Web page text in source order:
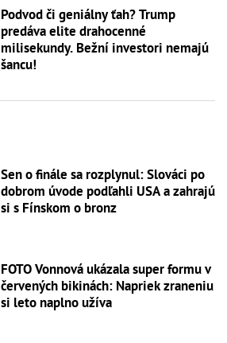
Podvod či geniálny ťah? Trump
predáva elite drahocenné
milisekundy. Bežní investori nemajú
šancu!
Sen o finále sa rozplynul: Slováci po
dobrom úvode podľahli USA a zahrajú
si s Fínskom o bronz
FOTO Vonnová ukázala super formu v
červených bikinách: Napriek zraneniu
si leto naplno užíva